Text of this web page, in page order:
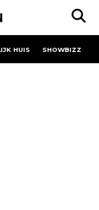
HUIS SHOWBIZZ